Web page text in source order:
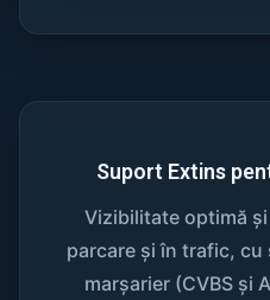
Suport Extins
Vizibilitate optimă
parcare și în trafic,
marșarier (CVBS și